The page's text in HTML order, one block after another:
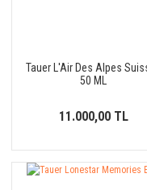
Tauer L'Air Des Alpes
50 ML
11.000,00 TL